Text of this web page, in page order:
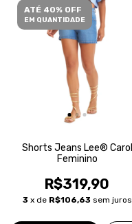
ATÉ 40% OFF
EM QUANTIDADE
Shorts Jeans Lee® Carol
Feminino
R$319,90
3 x de R$106,63 sem juros